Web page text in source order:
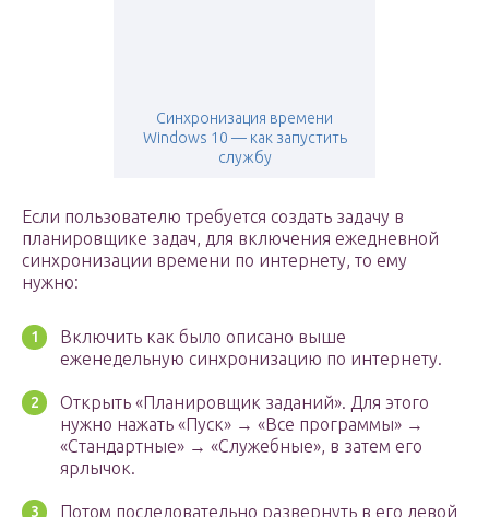
Синхронизация времени
Windows 10 — как запустить
службу
Если пользователю требуется создать задачу в
планировщике задач, для включения ежедневной
синхронизации времени по интернету, то ему
нужно:
Включить как было описано выше
еженедельную синхронизацию по интернету.
Открыть «Планировщик заданий». Для этого
нужно нажать «Пуск» → «Все программы» →
«Стандартные» → «Служебные», в затем его
ярлычок.
Потом последовательно развернуть в его левой